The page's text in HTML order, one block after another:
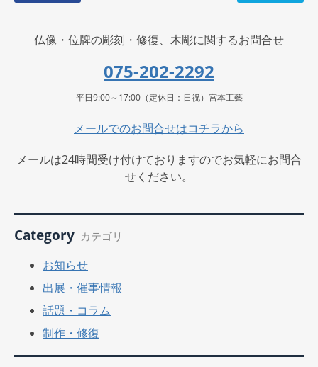
仏像・位牌の彫刻・修復、木彫に関するお問合せ
075-202-2292
平日9:00～17:00（定休日：日祝）宮本工藝
メールでのお問合せはコチラから
メールは24時間受け付けておりますのでお気軽にお問合
せください。
Category カテゴリ
お知らせ
出展・催事情報
話題・コラム
制作・修復